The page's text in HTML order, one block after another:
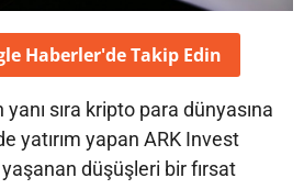
Haberler'deTakip Edin
sıra kripto para dünyasına
yatırım yapan ARK Invest
düşüşleri bir fırsat